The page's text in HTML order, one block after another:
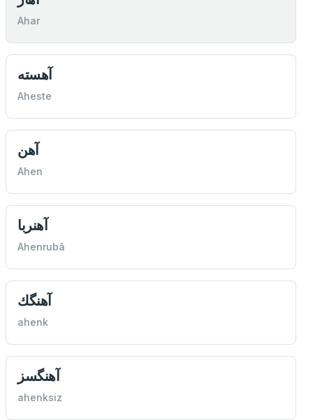
Ahar
آهسته
Aheste
آهن
Ahen
آهنربا
Ahenrubâ
آهنگك
ahenk
آهنگسز
ahenksiz